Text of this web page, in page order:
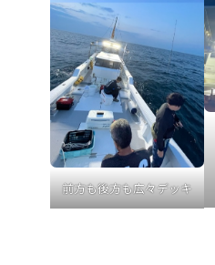
前方も後方も広々デッキ